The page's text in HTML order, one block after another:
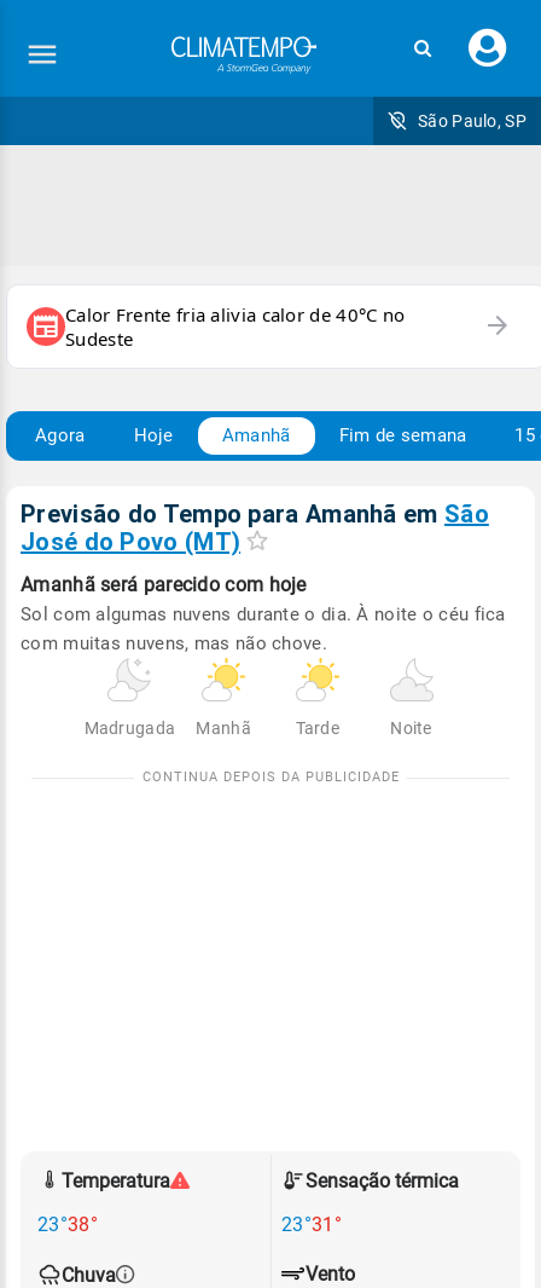
seu
São Paulo, SP
newspaper Calor Frente fria alivia calor de 40°C no
Sudeste
arrow_forward
Agora Hoje Amanhã Fim de semana 15
Previsão do Tempo para Amanhã em São
José do Povo (MT)
Amanhã será parecido com hoje
Sol com algumas nuvens durante o dia. À noite o céu fica
com muitas nuvens, mas não chove.
Madrugada Manhã Tarde Noite
Temperatura
23°38°
Sensação térmica
23°31°
Chuva
Vento